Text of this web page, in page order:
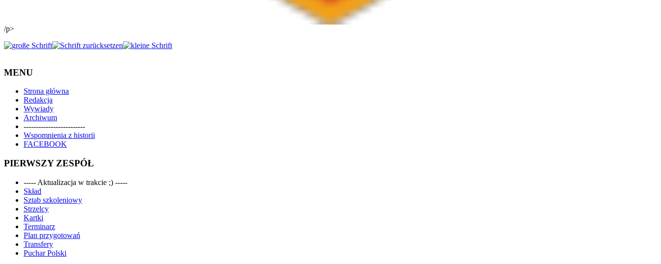
/p>
MENU
Strona główna
Redakcja
Wywiady
Archiwum
-------------------------
Wspomnienia z historii
FACEBOOK
PIERWSZY ZESPÓŁ
----- Aktualizacja w trakcie ;) -----
Skład
Sztab szkoleniowy
Strzelcy
Kartki
Terminarz
Plan przygotowań
Transfery
Puchar Polski